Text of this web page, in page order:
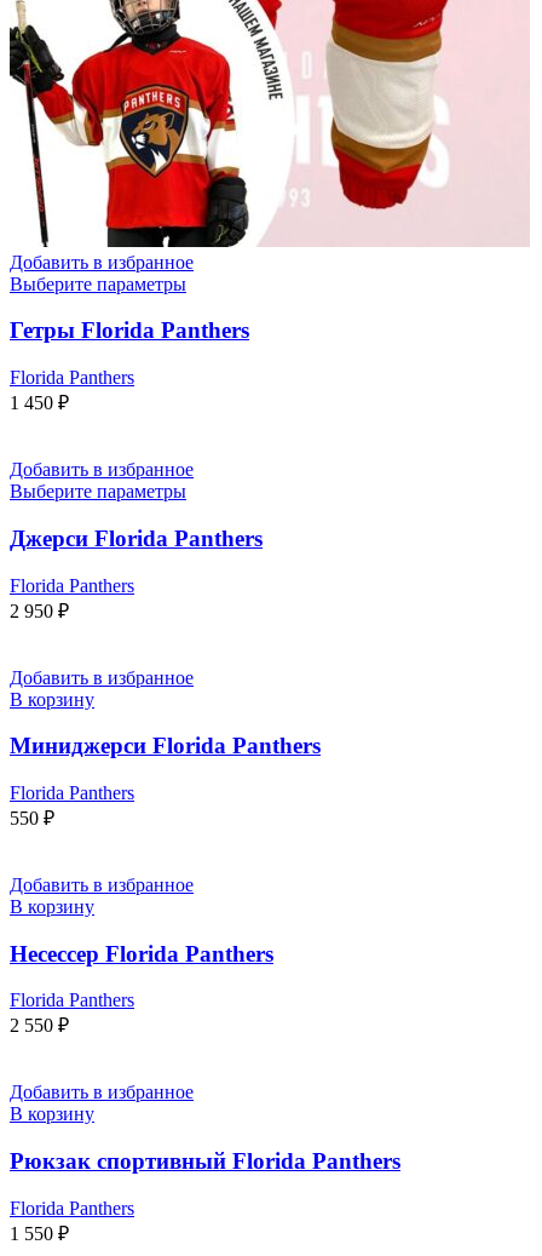
Добавить в избранное
Выберите параметры
Гетры Florida Panthers
Florida Panthers
1 450 ₽
Добавить в избранное
Выберите параметры
Джерси Florida Panthers
Florida Panthers
2 950 ₽
Добавить в избранное
В корзину
Миниджерси Florida Panthers
Florida Panthers
550 ₽
Добавить в избранное
В корзину
Несессер Florida Panthers
Florida Panthers
2 550 ₽
Добавить в избранное
В корзину
Рюкзак спортивный Florida Panthers
Florida Panthers
1 550 ₽